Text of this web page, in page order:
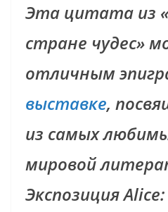
Эта цитата из
стране чудес»
отличным
выставке,
из самых
мировой
Экспозиция